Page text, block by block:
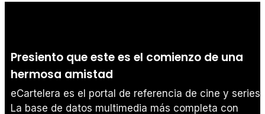
Presiento que este es el comienzo de una
hermosa amistad
eCartelera es el portal de referencia de cine y series.
La base de datos multimedia más completa con